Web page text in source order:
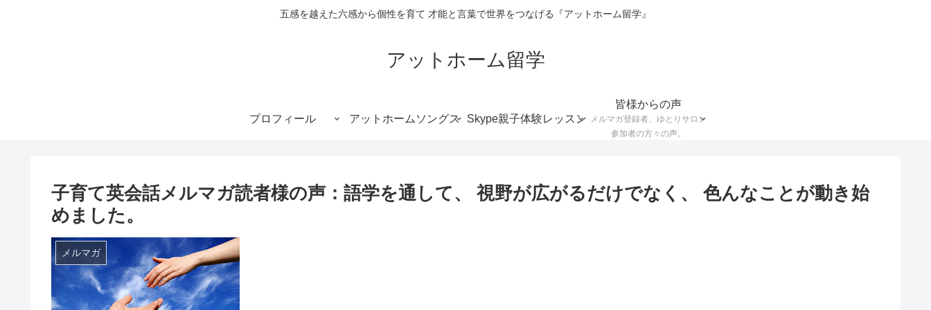
五感を越えた六感から個性を育て 才能と言葉で世界をつなげる『アットホーム留学』
アットホーム留学
プロフィール アットホームソングス Skype親子体験レッスン
皆様からの声
メルマガ登録者、ゆとりサロン
参加者の方々の声。
子育て英会話メルマガ読者様の声：語学を通して、 視野が広がるだけでなく、 色んなことが動き始
めました。
メルマガ